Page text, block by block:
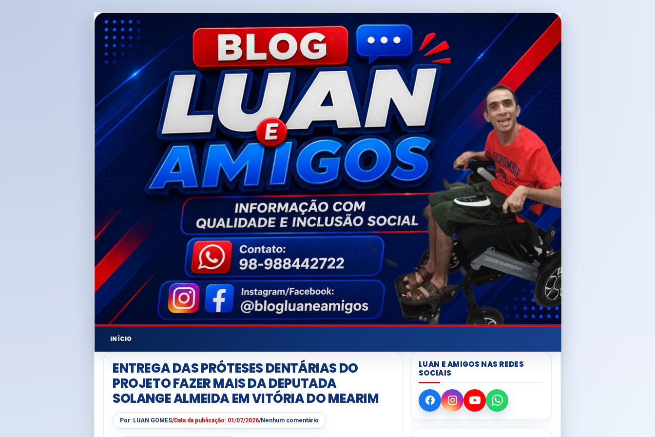
INÍCIO
ENTREGA DAS PRÓTESES DENTÁRIAS DO
PROJETO FAZER MAIS DA DEPUTADA
SOLANGE ALMEIDA EM VITÓRIA DO MEARIM
Por: LUAN GOMES/Data da publicação: 01/07/2026/Nenhum comentário
LUAN E AMIGOS NAS REDES
SOCIAIS